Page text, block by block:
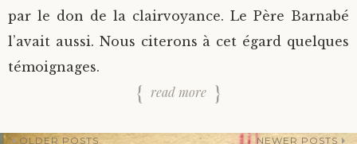
par le don de la clairvoyance. Le Père Barnabé
l’avait aussi. Nous citerons à cet égard quelques
témoignages.
read more
OLDER POSTS NEWER POSTS